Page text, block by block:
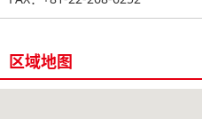
区域地图